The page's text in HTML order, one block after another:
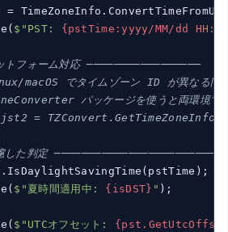
=
$"PST: {pstTime:yyyy/MM/dd
フォーム対応 ─────────────────
macOS でタイムゾーン ID が異なる問
パッケージを使うと両環境で同
=
た判定 ─────────────────────────
$"夏時間適用中: {isDST} " );
$"UTCオフセット: